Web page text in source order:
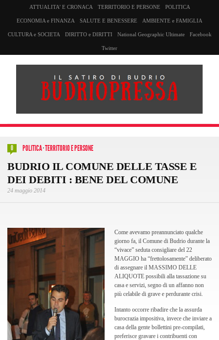
ATTUALITA’ E CRONACA TERRITORIO E PERSONE POLITICA
ECONOMIA e FINANZA SALUTE E BENESSERE AMBIENTE e FAMIGLIA
CULTURA e SOCIETA DIRITTO e DIRITTI National Geographic Ultimate Facebook
Twitter
0 POLITICA·TERRITORIO E PERSONE
BUDRIO IL COMUNE DELLE TASSE E
DEI DEBITI : BENE DEL COMUNE
24 maggio 2014
Come avevamo preannunciato qualche
giorno fa, il Comune di Budrio durante la
“vivace” seduta consigliare del 22
MAGGIO ha “frettolosamente” deliberato
di assegnare il MASSIMO DELLE
ALIQUOTE possibili alla tassazione su
casa e servizi, segno di un affanno non
più celabile di grave e perdurante crisi.
Intanto occorre ribadire che la assurda
burocrazia impositiva, invece che inviare a
casa della gente bollettini pre-compilati,
preferisce gravare i contribuenti con